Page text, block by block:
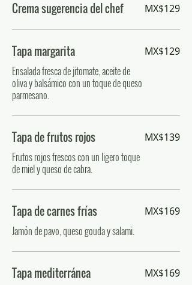
Crema sugerencia del chef MX$129
Tapa margarita
Ensalada fresca de jitomate, aceite de
oliva y balsámico con un toque de queso
parmesano.
MX$129
Tapa de frutos rojos
Frutos rojos frescos con un ligero toque
de miel y queso de cabra.
MX$139
Tapa de carnes frías
Jamón de pavo, queso gouda y salami.
MX$169
Tapa mediterránea MX$169